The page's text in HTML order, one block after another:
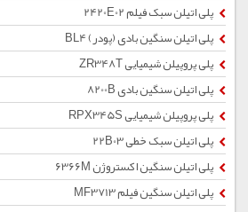
پلی اتیلن سبک فیلم 2420E02
پلی اتیلن سنگین بادی (پودر) BL4
پلی پروپیلن شیمیایی ZR348T
پلی اتیلن سنگین بادی 8200B
پلی پروپیلن شیمیایی RPX345S
پلی اتیلن سبک خطی 22B03
پلی اتیلن سنگین اکستروژن 6366M
پلی اتیلن سنگین فیلم MF3713